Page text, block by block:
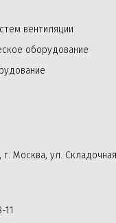
вентиляции
оборудование
г. Москва, ул.
11